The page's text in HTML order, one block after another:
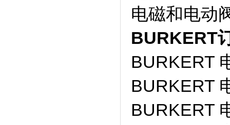
电磁和电动
BURKERT
BURKERT
BURKERT
BURKERT